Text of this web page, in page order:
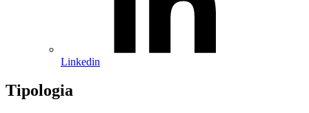
Linkedin
Tipologia